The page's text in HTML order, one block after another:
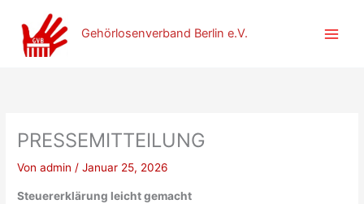
Inhalt
springen
Gehörlosenverband Berlin e.V.
PRESSEMITTEILUNG
Vonadmin/Januar 25, 2026
Steuererklärung leicht gemacht